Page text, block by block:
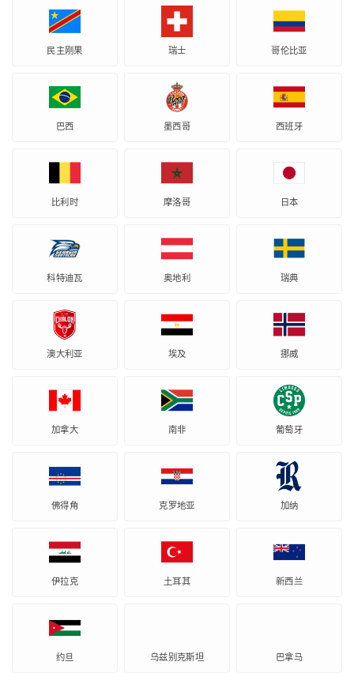
民主刚果 瑞士 哥伦比亚
巴西 墨西哥 西班牙
比利时 摩洛哥 日本
科特迪瓦 奥地利 瑞典
澳大利亚 埃及 挪威
加拿大 南非 葡萄牙
佛得角 克罗地亚 加纳
伊拉克 土耳其 新西兰
约旦 乌兹别克斯坦 巴拿马